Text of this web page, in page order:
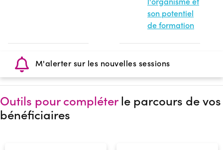
son potentiel
de formation
M'alerter sur les nouvelles sessions
Outils pour compléterle parcours de vos
bénéficiaires